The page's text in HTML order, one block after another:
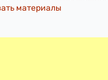
материалы